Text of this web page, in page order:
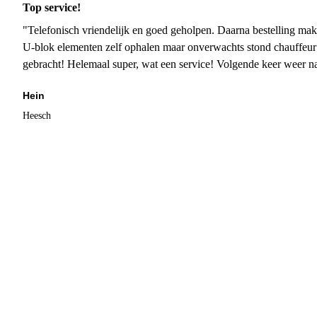
Top service!
"Telefonisch vriendelijk en goed geholpen. Daarna bestelling
U-blok elementen zelf ophalen maar onverwachts stond
gebracht! Helemaal super, wat een service! Volgende keer weer
Hein
Heesch